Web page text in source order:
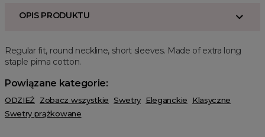
OPIS PRODUKTU
Regular fit, round neckline, short sleeves. Made of extra long
staple pima cotton.
Powiązane kategorie:
ODZIEŻ Zobacz wszystkie Swetry Eleganckie
Klasyczne
Swetry prążkowane